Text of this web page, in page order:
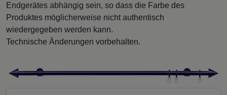
Endgerätes abhängig sein, so dass die Farbe des
Produktes möglicherweise nicht authentisch
wiedergegeben werden kann.
Technische Änderungen vorbehalten.